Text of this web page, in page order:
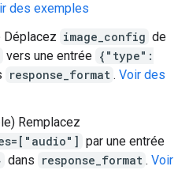
des exemples
Déplacez image_config de
vers une entrée {"type":
response_format . Voir des
Remplacez
par une entrée
dans response_format . Voir